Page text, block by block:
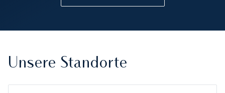
Unsere Standorte